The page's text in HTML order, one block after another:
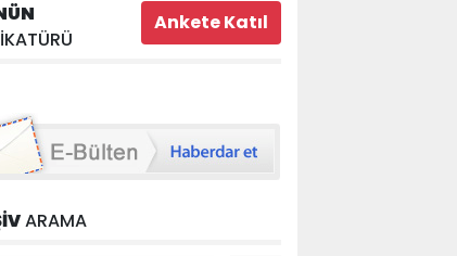
ARAMA